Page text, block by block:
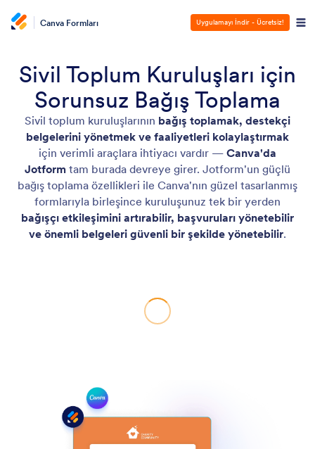
Canva Formları Uygulamayı İndir - Ücretsiz!
Sivil Toplum Kuruluşları için
Sorunsuz Bağış Toplama
Sivil toplum kuruluşlarının bağış toplamak, destekçi
belgelerini yönetmek ve faaliyetleri kolaylaştırmak
için verimli araçlara ihtiyacı vardır — Canva'da
Jotform tam burada devreye girer. Jotform'un güçlü
bağış toplama özellikleri ile Canva'nın güzel tasarlanmış
formlarıyla birleşince kuruluşunuz tek bir yerden
bağışçı etkileşimini artırabilir, başvuruları yönetebilir
ve önemli belgeleri güvenli bir şekilde yönetebilir.